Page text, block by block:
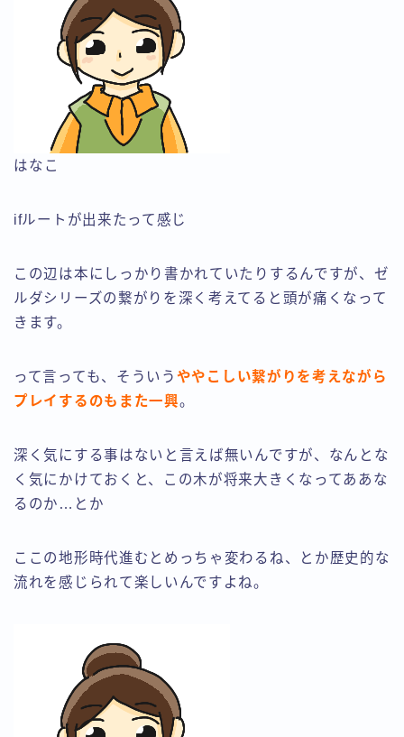
はなこ
ifルートが出来たって感じ
この辺は本にしっかり書かれていたりするんですが、ゼ
ルダシリーズの繋がりを深く考えてると頭が痛くなって
きます。
って言っても、そういう ややこしい繋がりを考えながら
プレイするのもまた一興。
深く気にする事はないと言えば無いんですが、なんとな
く気にかけておくと、この木が将来大きくなってああな
るのか…とか
ここの地形時代進むとめっちゃ変わるね、とか歴史的な
流れを感じられて楽しいんですよね。